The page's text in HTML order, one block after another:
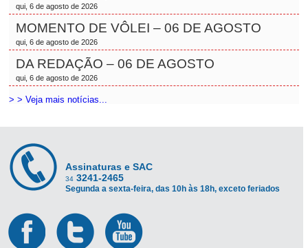
qui, 6 de agosto de 2026
MOMENTO DE VÔLEI – 06 DE AGOSTO
qui, 6 de agosto de 2026
DA REDAÇÃO – 06 DE AGOSTO
qui, 6 de agosto de 2026
> > Veja mais notícias...
Assinaturas e SAC
34 3241-2465
Segunda a sexta-feira, das 10h às 18h, exceto feriados